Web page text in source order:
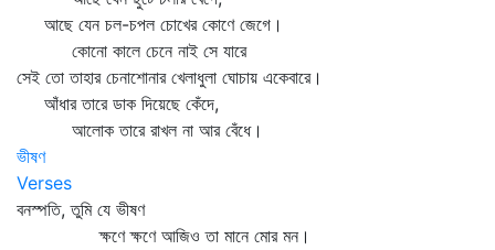
আছে যেন চল-চপল চোখের কোণে জেগে।
কোনো কালে চেনে নাই সে যারে
সেই তো তাহার চেনাশোনার খেলাধুলা ঘোচায় একেবারে।
আঁধার তারে ডাক দিয়েছে কেঁদে,
আলোক তারে রাখল না আর বেঁধে।
ভীষণ
Verses
বনস্পতি, তুমি যে ভীষণ
ক্ষণে ক্ষণে আজিও তা মানে মোর মন।